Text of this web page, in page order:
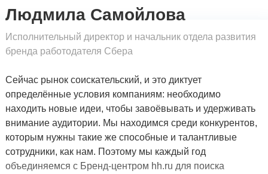
Людмила Самойлова
Исполнительный директор и начальник отдела развития
бренда работодателя Сбера
Сейчас рынок соискательский, и это диктует
определённые условия компаниям: необходимо
находить новые идеи, чтобы завоёвывать и удерживать
внимание аудитории. Мы находимся среди конкурентов,
которым нужны такие же способные и талантливые
сотрудники, как нам. Поэтому мы каждый год
объединяемся с Бренд-центром hh.ru для поиска